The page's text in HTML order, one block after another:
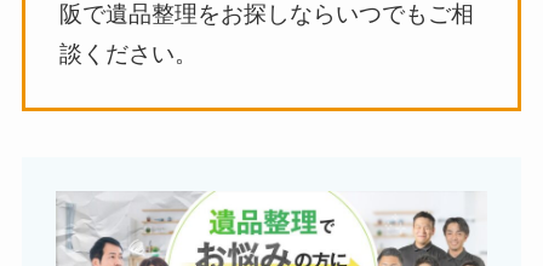
阪で遺品整理をお探しならいつでもご相
談ください。